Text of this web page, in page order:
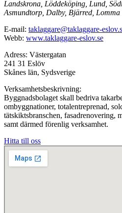
Landskrona, Löddeköping, Lund,
Asmundtorp, Dalby, Bjärred, Lomma
E-mail: taklaggare@taklaggare-
Webb: www.taklaggare-eslov.se
Adress: Västergatan
241 31 Eslöv
Skånes län, Sydsverige
Verksamhetsbeskrivning:
Byggnadsbolaget skall bedriva
ombyggnationer, totalentreprenad,
tätskiktsbranschen, fasadrenovering,
samt därmed förenlig verksamhet.
Hitta till oss